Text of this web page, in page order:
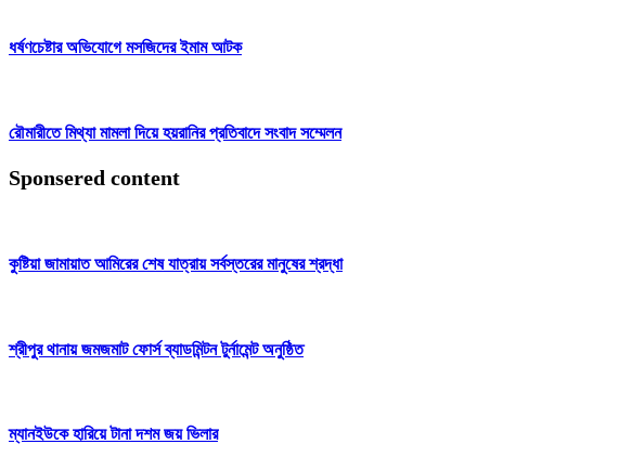
ধর্ষণচেষ্টার অভিযোগে মসজিদের ইমাম আটক
রৌমারীতে মিথ্যা মামলা দিয়ে হয়রানির প্রতিবাদে সংবাদ সম্মেলন
Sponsered content
কুষ্টিয়া জামায়াত আমিরের শেষ যাত্রায় সর্বস্তরের মানুষের শ্রদ্ধা
শ্রীপুর থানায় জমজমাট ফোর্স ব্যাডমিন্টন টুর্নামেন্ট অনুষ্ঠিত
ম্যানইউকে হারিয়ে টানা দশম জয় ভিলার